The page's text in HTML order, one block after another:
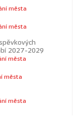
města
města
2027-2029
města
města
města